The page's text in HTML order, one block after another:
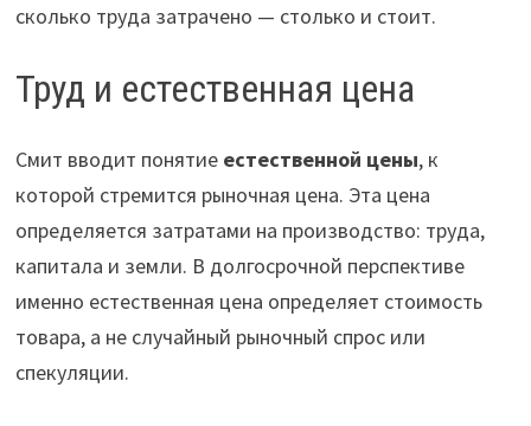
сколько труда затрачено — столько и стоит.
Труд и естественная цена
Смит вводит понятие естественной цены, к
которой стремится рыночная цена. Эта цена
определяется затратами на производство: труда,
капитала и земли. В долгосрочной перспективе
именно естественная цена определяет стоимость
товара, а не случайный рыночный спрос или
спекуляции.